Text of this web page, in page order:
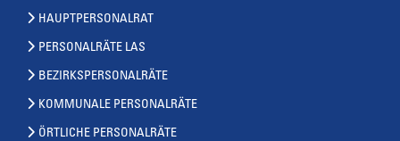
HAUPTPERSONALRAT
PERSONALRÄTE LAS
BEZIRKSPERSONALRÄTE
KOMMUNALE PERSONALRÄTE
ÖRTLICHE PERSONALRÄTE